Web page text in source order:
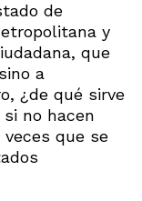
de
y
que
a
¿de qué sirve
no hacen
que se